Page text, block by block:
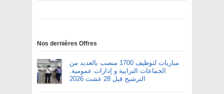
Nos dernières Offres
مباريات لتوظيف 1700 منصب بالعديد من
الجماعات الترابية و إدارات عمومية.
الترشيح قبل 28 غشت 2026